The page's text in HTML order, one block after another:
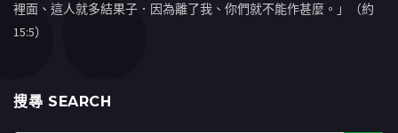
裡面、這人就多結果子．因為離了我、你們就不能作甚麼。」（約
15:5）
搜㝷 SEARCH